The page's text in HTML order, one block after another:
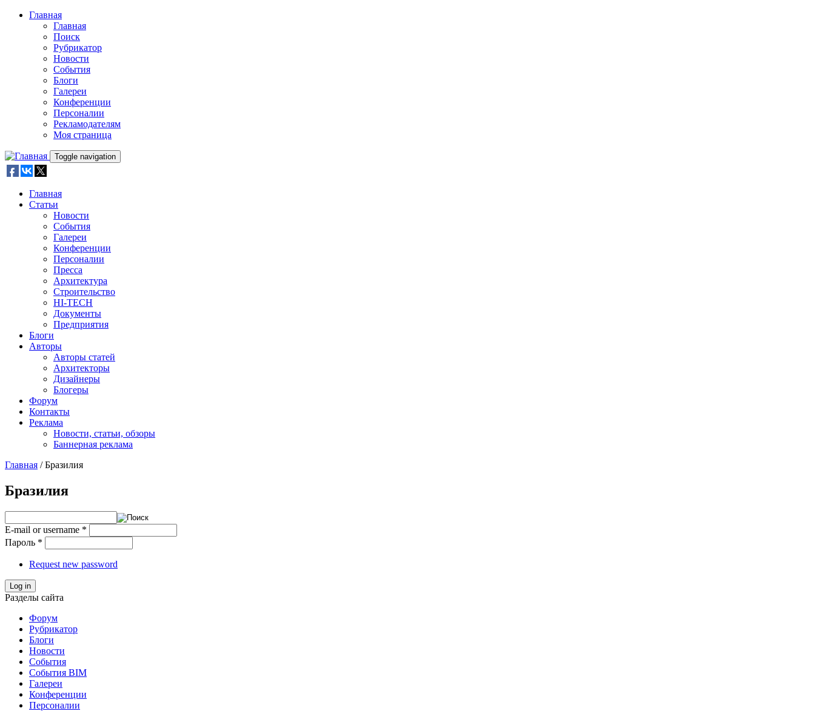
Skip to main content
Главная
Главная
Поиск
Рубрикатор
Новости
События
Блоги
Галереи
Конференции
Персоналии
Рекламодателям
Моя страница
Toggle navigation
Главная
Статьи
Новости
События
Галереи
Конференции
Персоналии
Пресса
Архитектура
Строительство
HI-TECH
Документы
Предприятия
Блоги
Авторы
Авторы статей
Архитекторы
Дизайнеры
Блогеры
Форум
Контакты
Реклама
Новости, статьи, обзоры
Баннерная реклама
Главная / Бразилия
Бразилия
E-mail or username *
Пароль *
Request new password
Log in
Разделы сайта
Форум
Рубрикатор
Блоги
Новости
События
События BIM
Галереи
Конференции
Персоналии